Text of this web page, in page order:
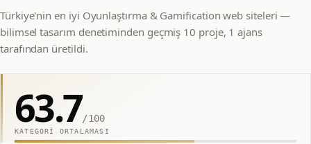
Türkiye'nin en iyi Oyunlaştırma & Gamification web siteleri —
bilimsel tasarım denetiminden geçmiş 10 proje, 1 ajans
tarafından üretildi.
63.7/100
KATEGORI ORTALAMASI